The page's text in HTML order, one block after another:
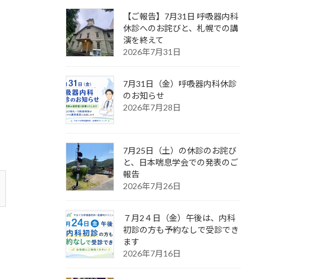
【ご報告】7月31日 呼吸器内科
休診へのお詫びと、札幌での講
演を終えて
2026年7月31日
7月31日（金）呼吸器内科休診
のお知らせ
2026年7月28日
7月25日（土）の休診のお詫び
と、日本喘息学会での発表のご
報告
2026年7月26日
７月2４日（金）午後は、内科
初診の方も予約なしで受診でき
ます
2026年7月16日